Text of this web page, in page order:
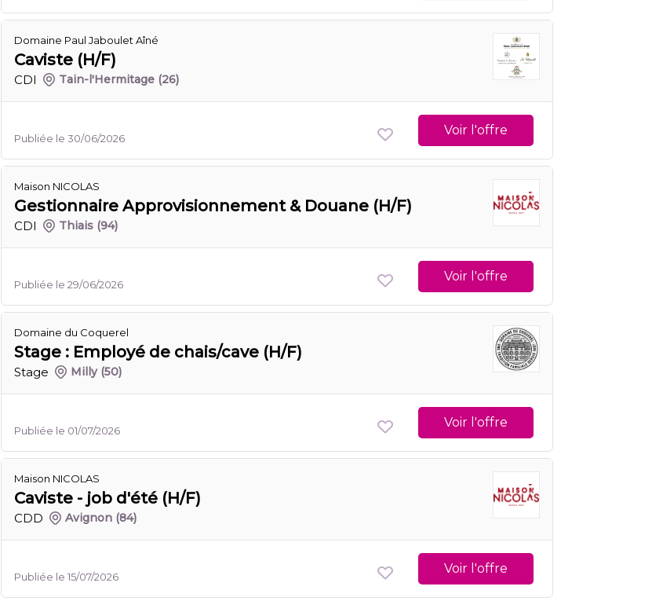
Domaine Paul Jaboulet Aîné
Caviste (H/F)
CDI Tain-l'Hermitage (26)
Publiée le 30/06/2026
Voir l'offre
Maison NICOLAS
Gestionnaire Approvisionnement & Douane (H/F)
CDI Thiais (94)
Publiée le 29/06/2026
Voir l'offre
Domaine du Coquerel
Stage : Employé de chais/cave (H/F)
Stage Milly (50)
Publiée le 01/07/2026
Voir l'offre
Maison NICOLAS
Caviste - job d'été (H/F)
CDD Avignon (84)
Publiée le 15/07/2026
Voir l'offre